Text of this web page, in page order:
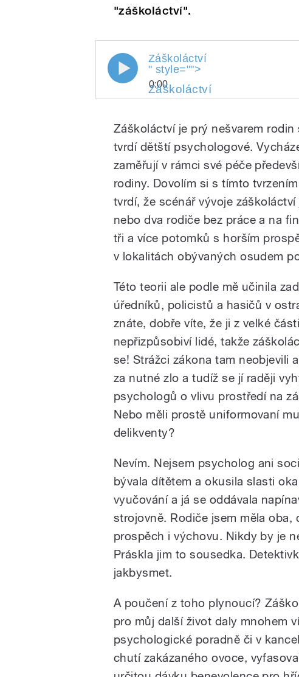
"záškoláctví".
pause
Záškoláctví
" style="">
Záškoláctví
0:00
Záškoláctví je prý nešvarem
tvrdí dětští psychologové.
zaměřují v rámci své péče
rodiny. Dovolím si s tímto
tvrdí, že scénář vývoje
nebo dva rodiče bez práce a na
tři a více potomků s horším
v lokalitách obývaných osudem
Této teorii ale podle mě učinila
úředníků, policistů a hasičů v
znáte, dobře víte, že ji z velké
nepřizpůsobiví lidé, takže
se! Strážci zákona tam neobjevili
za nutné zlo a tudíž se jí raději
psychologů o vlivu prostředí na
Nebo měli prostě uniformovaní
delikventy?
Nevím. Nejsem psycholog ani
bývala dítětem a okusila slasti
vyučování a já se oddávala
strojovně. Rodiče jsem měla
prospěch i výchovu. Nikdy by je
Práskla jim to sousedka.
jakbysmet.
A poučení z toho plynoucí?
pro můj další život daly mnohem
psychologické poradně či v
chutí zakázaného ovoce,